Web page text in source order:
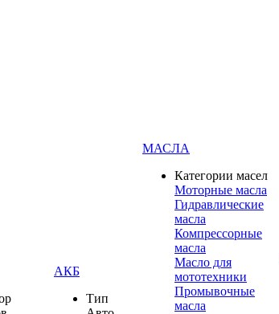
АКБ
Тип
МАСЛА
Категории масел
Моторные масла
Гидравлические
масла
Компрессорные
масла
Масло для
мототехники
Промывочные
масла